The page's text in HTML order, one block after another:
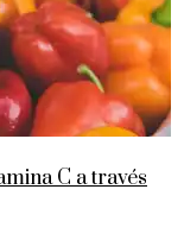
C a través